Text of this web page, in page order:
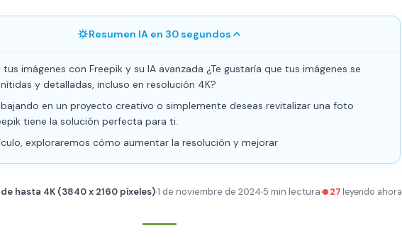
Resumen IA en 30 segundos
tus imágenes con Freepik y su IA avanzada ¿Te gustaría que tus imágenes se
y detalladas, incluso en resolución 4K?
en un proyecto creativo o simplemente deseas revitalizar una foto
tiene la solución perfecta para ti.
exploraremos cómo aumentar la resolución y mejorar
hasta 4K (3840 x 2160 píxeles)1 de noviembre de 2024 5 min lectura 27 leyendo ahora